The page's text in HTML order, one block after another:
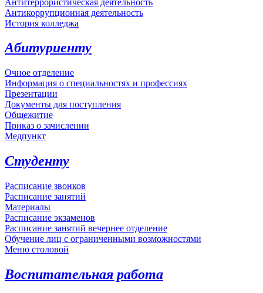
Антикоррупционная деятельность
История колледжа
Абитуриенту
Очное отделение
Информация о специальностях и профессиях
Презентации
Документы для поступления
Общежитие
Приказ о зачислении
Медпункт
Студенту
Расписание звонков
Расписание занятий
Материалы
Расписание экзаменов
Расписание занятий вечернее отделение
Обучение лиц с ограниченными возможностями
Меню столовой
Воспитательная работа